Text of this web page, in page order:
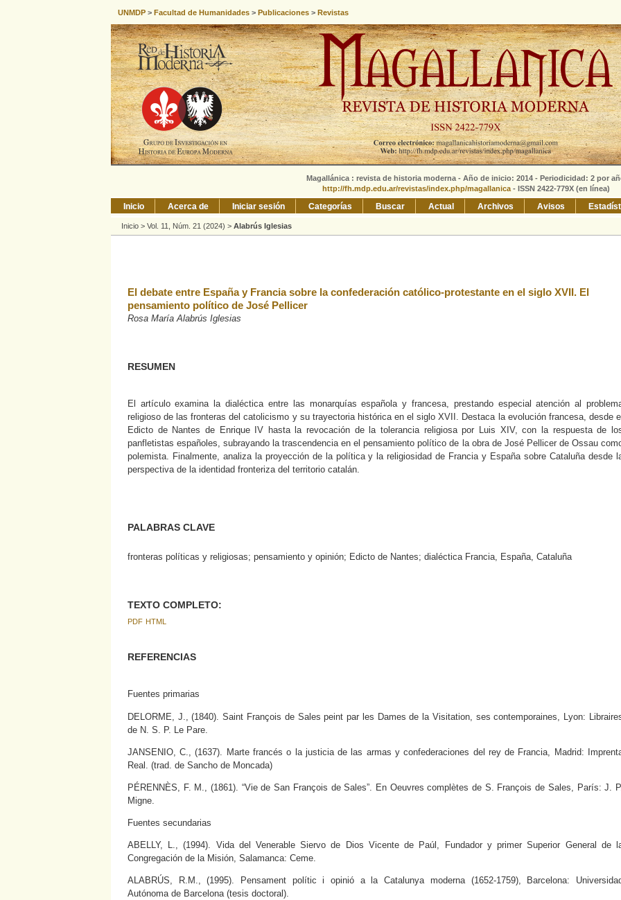
UNMDP > Facultad de Humanidades > Publicaciones > Revistas
Magallánica : revista de historia moderna - Año de inicio: 2014 - Periodicidad: 2 por
http://fh.mdp.edu.ar/revistas/index.php/magallanica - ISSN 2422-779X (en línea)
Inicio Acerca de Iniciar sesión Categorías Buscar Actual Archivos Avisos
Inicio > Vol. 11, Núm. 21 (2024) > Alabrús Iglesias
El debate entre España y Francia sobre la confederación católico-protestante en el siglo XVII. El
pensamiento político de José Pellicer
Rosa María Alabrús Iglesias
RESUMEN
El artículo examina la dialéctica entre las monarquías española y francesa, prestando especial atención al
religioso de las fronteras del catolicismo y su trayectoria histórica en el siglo XVII. Destaca la evolución francesa, desde el
Edicto de Nantes de Enrique IV hasta la revocación de la tolerancia religiosa por Luis XIV, con la respuesta de
panfletistas españoles, subrayando la trascendencia en el pensamiento político de la obra de José Pellicer de Ossau
polemista. Finalmente, analiza la proyección de la política y la religiosidad de Francia y España sobre Cataluña desde
perspectiva de la identidad fronteriza del territorio catalán.
PALABRAS CLAVE
fronteras políticas y religiosas; pensamiento y opinión; Edicto de Nantes; dialéctica Francia, España, Cataluña
TEXTO COMPLETO:
PDF HTML
REFERENCIAS
Fuentes primarias
DELORME, J., (1840). Saint François de Sales peint par les Dames de la Visitation, ses contemporaines, Lyon:
de N. S. P. Le Pare.
JANSENIO, C., (1637). Marte francés o la justicia de las armas y confederaciones del rey de Francia, Madrid:
Real. (trad. de Sancho de Moncada)
PÉRENNÈS, F. M., (1861). “Vie de San François de Sales”. En Oeuvres complètes de S. François de Sales, París: J. P.
Migne.
Fuentes secundarias
ABELLY, L., (1994). Vida del Venerable Siervo de Dios Vicente de Paúl, Fundador y primer Superior General de
Congregación de la Misión, Salamanca: Ceme.
ALABRÚS, R.M., (1995). Pensament polític i opinió a la Catalunya moderna (1652-1759), Barcelona:
Autónoma de Barcelona (tesis doctoral).